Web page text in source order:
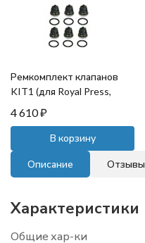
Ремкомплект клапанов
KIT1 (для Royal Press,
Mistral, HPS)
4 610₽
В корзину
Описание Отзывы
Характеристики
Общие хар-ки